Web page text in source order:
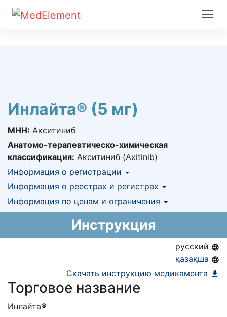
Инлайта® (5 мг)
МНН: Акситиниб
Анатомо-терапевтическо-химическая
классификация: Акситиниб (Axitinib)
Информация о регистрации
Номер регистрации в РК:№ РК-ЛС-5№020885
Информация о регистрации в РК:19.07.2019 -
бессрочно
Информация о реестрах и регистрах
КНФ (ЛС включено в Казахстанский
национальный формуляр лекарственных
Информация по ценам и ограничения
Инструкция
русский
қазақша
Скачать инструкцию медикамента
Торговое название
Инлайта®